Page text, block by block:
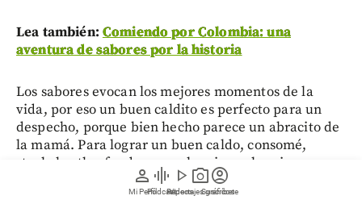
person
Mi Perfil
graphic_eq
Pódcast
play_arrow
Videos
photo_camera
Reportajes gráficos
account_circle
Suscríbete
Lea también: Comiendo por Colombia: una
aventura de sabores por la historia
Los sabores evocan los mejores momentos de la
vida, por eso un buen caldito es perfecto para un
despecho, porque bien hecho parece un abracito de
la mamá. Para lograr un buen caldo, consomé,
stock, broth o fondo que es lo mismo, la primera
condición es la caramelización de los vegetales que